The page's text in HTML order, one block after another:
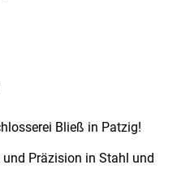
Bließ in Patzig!
Präzision in Stahl und